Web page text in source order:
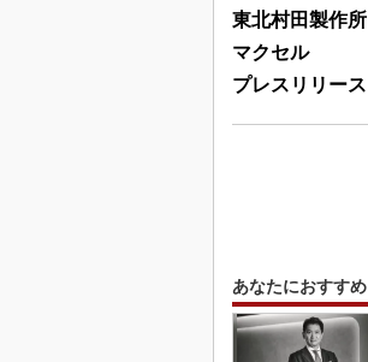
東北村田製作所
マクセル
プレスリリース
あなたにおすすめ